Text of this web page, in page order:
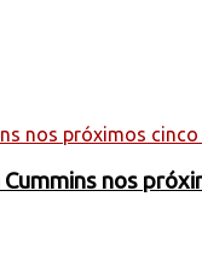
nos